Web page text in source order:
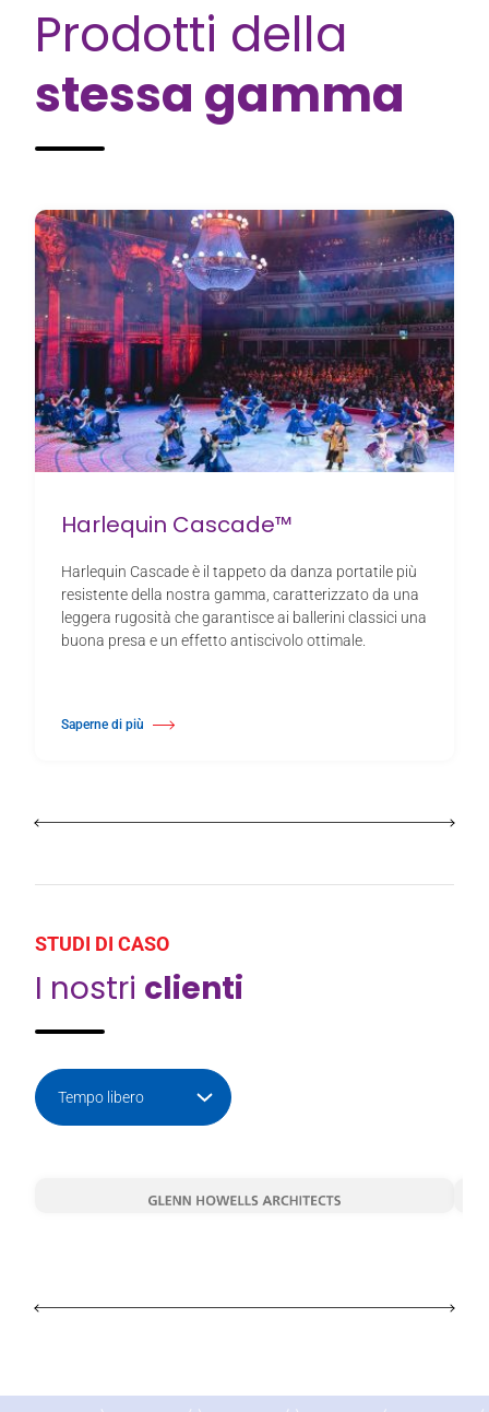
Prodotti della
stessa gamma
Harlequin Cascade™
Harlequin Cascade è il tappeto da danza portatile più
resistente della nostra gamma, caratterizzato da una
leggera rugosità che garantisce ai ballerini classici una
buona presa e un effetto antiscivolo ottimale.
Saperne di più
Di Harlequin Cascade™
STUDI DI CASO
I nostri clienti